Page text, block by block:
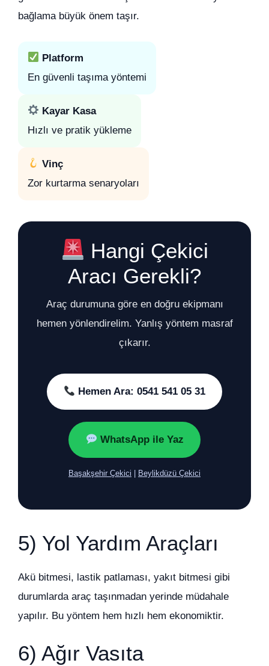
bağlama büyük önem taşır.
Platform
En güvenli taşıma yöntemi
Kayar Kasa
Hızlı ve pratik yükleme
Vinç
Zor kurtarma senaryoları
Hangi Çekici
Aracı Gerekli?
Araç durumuna göre en doğru ekipmanı
hemen yönlendirelim. Yanlış yöntem masraf
çıkarır.
Hemen Ara: 0541 541 05 31
WhatsApp ile Yaz
Başakşehir Çekici Beylikdüzü Çekici
5) Yol Yardım Araçları
Akü bitmesi, lastik patlaması, yakıt bitmesi gibi
durumlarda araç taşınmadan yerinde müdahale
yapılır. Bu yöntem hem hızlı hem ekonomiktir.
6) Ağır Vasıta